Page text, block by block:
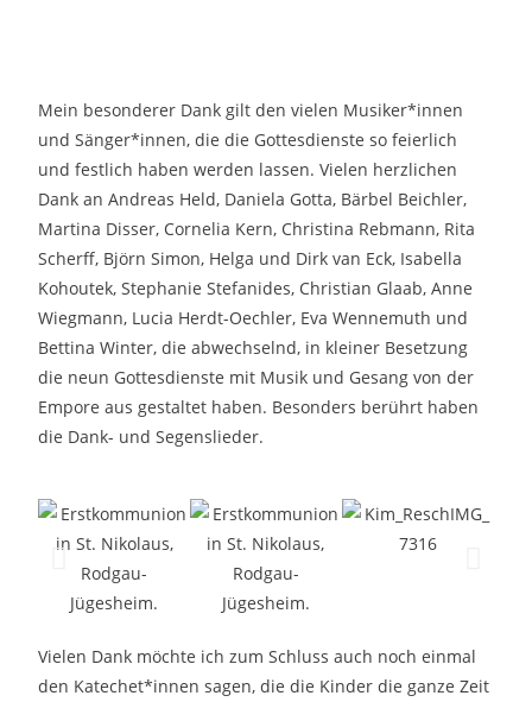
Mein besonderer Dank gilt den vielen Musiker*innen
und Sänger*innen, die die Gottesdienste so feierlich
und festlich haben werden lassen. Vielen herzlichen
Dank an Andreas Held, Daniela Gotta, Bärbel Beichler,
Martina Disser, Cornelia Kern, Christina Rebmann, Rita
Scherff, Björn Simon, Helga und Dirk van Eck, Isabella
Kohoutek, Stephanie Stefanides, Christian Glaab, Anne
Wiegmann, Lucia Herdt-Oechler, Eva Wennemuth und
Bettina Winter, die abwechselnd, in kleiner Besetzung
die neun Gottesdienste mit Musik und Gesang von der
Empore aus gestaltet haben. Besonders berührt haben
die Dank- und Segenslieder.
Vielen Dank möchte ich zum Schluss auch noch einmal
den Katechet*innen sagen, die die Kinder die ganze Zeit